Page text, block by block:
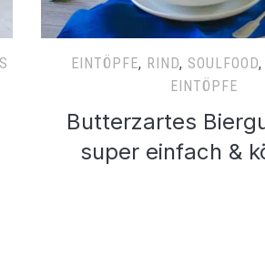
EINTÖPFE, RIND, SOULFOOD,
EINTÖPFE
Butterzartes
super einfach &